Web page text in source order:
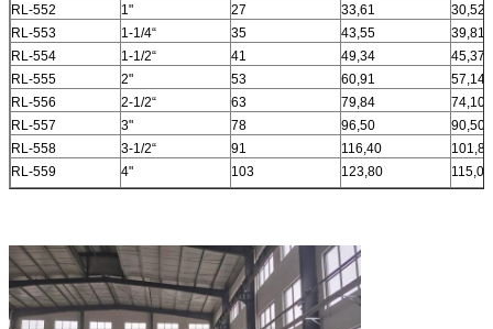
RL-552
1" 27 33,61
30,52
RL-553
1-1/4“ 35 43,55
39,81
RL-554
1-1/2“ 41 49,34
45,37
RL-555
2" 53 60,91
57,14
RL-556
2-1/2“ 63 79,84
74,10
RL-557
3" 78 96,50
90,50
RL-558
3-1/2“ 91 116,40
101,80
RL-559
4" 103 123,80 115,02